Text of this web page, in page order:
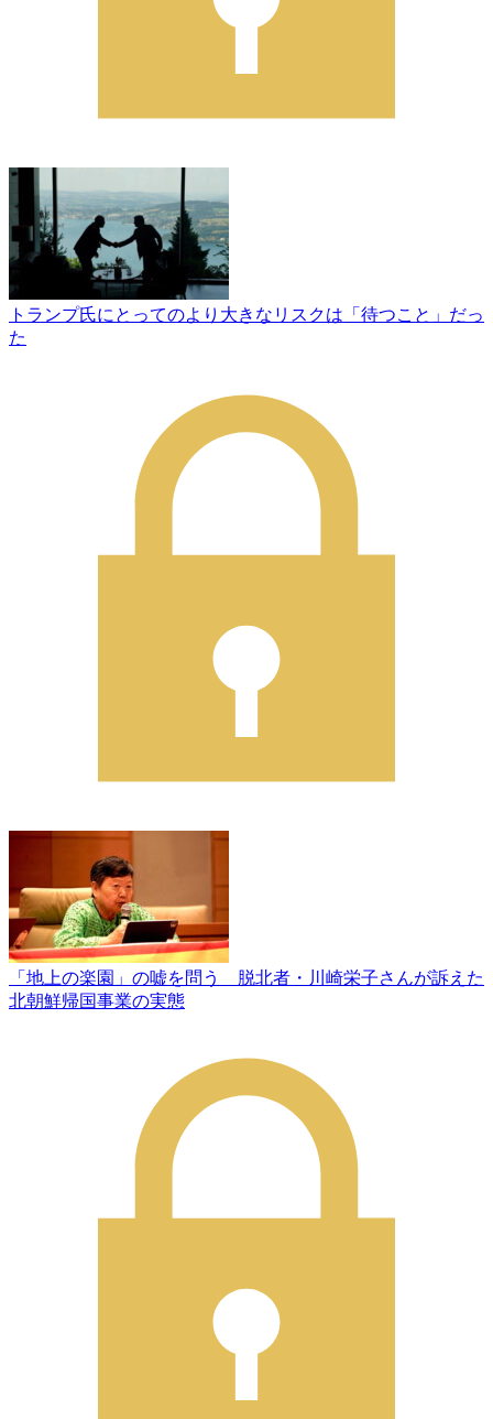
トランプ氏にとってのより大きなリスクは「待つこと」だっ
た
「地上の楽園」の嘘を問う 脱北者・川崎栄子さんが訴えた
北朝鮮帰国事業の実態